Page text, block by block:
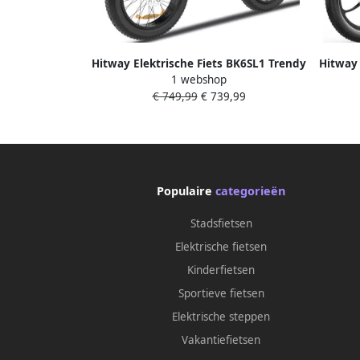
Hitway Elektrische Fiets BK6SL1 Trendy
20*3.0 Inch Fat Tire City Commuter
EBike met Afneembare 36V 15.6 Ah
Versnellingen IP54 Waterdicht
1 webshop
€ 749,99€ 739,99
Hitway
Populairecategorieën
Stadsfietsen
Elektrische fietsen
Kinderfietsen
Sportieve fietsen
Elektrische steppen
Vakantiefietsen